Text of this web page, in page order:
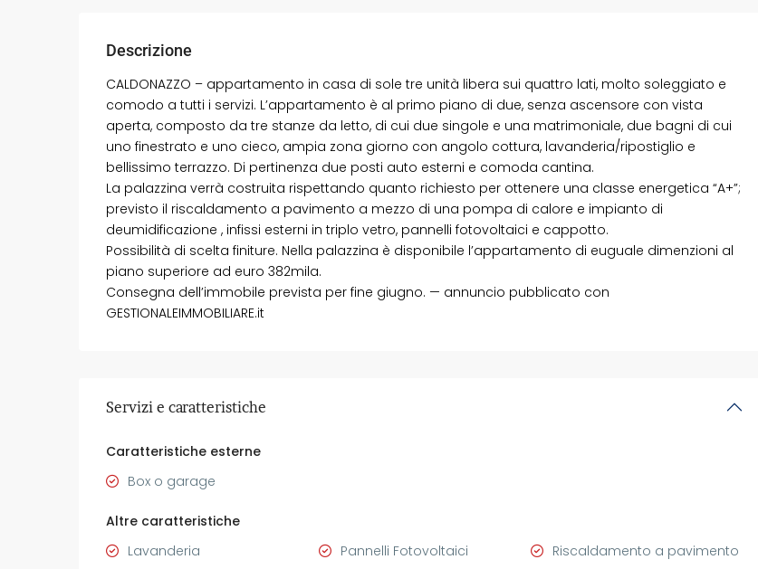
Descrizione
CALDONAZZO – appartamento in casa di sole tre unità libera sui quattro lati, molto soleggiato e
comodo a tutti i servizi. L’appartamento è al primo piano di due, senza ascensore con vista
aperta, composto da tre stanze da letto, di cui due singole e una matrimoniale, due bagni di cui
uno finestrato e uno cieco, ampia zona giorno con angolo cottura, lavanderia/ripostiglio e
bellissimo terrazzo. Di pertinenza due posti auto esterni e comoda cantina.
La palazzina verrà costruita rispettando quanto richiesto per ottenere una classe energetica “A+”;
previsto il riscaldamento a pavimento a mezzo di una pompa di calore e impianto di
deumidificazione , infissi esterni in triplo vetro, pannelli fotovoltaici e cappotto.
Possibilità di scelta finiture. Nella palazzina è disponibile l’appartamento di euguale dimenzioni al
piano superiore ad euro 382mila.
Consegna dell’immobile prevista per fine giugno. — annuncio pubblicato con
GESTIONALEIMMOBILIARE.it
Servizi e caratteristiche
Caratteristiche esterne
Box o garage
Altre caratteristiche
Lavanderia
Pannelli Fotovoltaici
Riscaldamento a pavimento